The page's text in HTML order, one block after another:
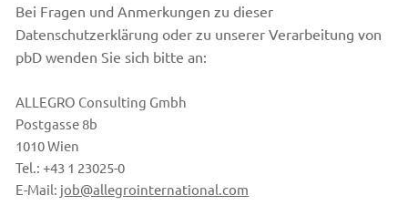
Bei Fragen und Anmerkungen zu dieser
Datenschutzerklärung oder zu unserer Verarbeitung von
pbD wenden Sie sich bitte an:
ALLEGRO Consulting Gmbh
Postgasse 8b
1010 Wien
Tel.: +43 1 23025-0
E-Mail: job@allegrointernational.com